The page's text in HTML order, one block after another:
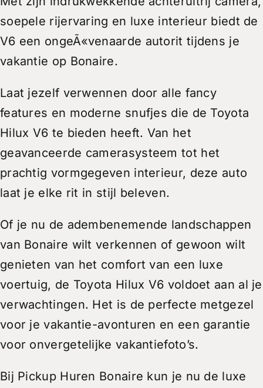
soepele rijervaring en luxe interieur biedt de
V6 een ongeÃ«venaarde autorit tijdens je
vakantie op Bonaire.
Laat jezelf verwennen door alle fancy
features en moderne snufjes die de Toyota
Hilux V6 te bieden heeft. Van het
geavanceerde camerasysteem tot het
prachtig vormgegeven interieur, deze auto
laat je elke rit in stijl beleven.
Of je nu de adembenemende landschappen
van Bonaire wilt verkennen of gewoon wilt
genieten van het comfort van een luxe
voertuig, de Toyota Hilux V6 voldoet aan al je
verwachtingen. Het is de perfecte metgezel
voor je vakantie-avonturen en een garantie
voor onvergetelijke vakantiefoto’s.
Bij Pickup Huren Bonaire kun je nu de luxe